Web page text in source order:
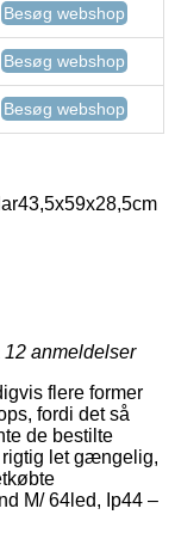
Besøg webshop
Besøg webshop
Besøg webshop
12 anmeldelser
flere former
fordi det så
de bestilte
rigtig let gængelig,
M/ 64led, Ip44 –